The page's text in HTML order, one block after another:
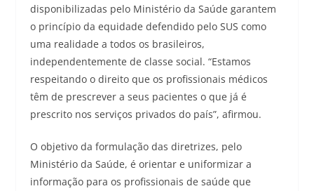
disponibilizadas pelo Ministério da Saúde garantem
o princípio da equidade defendido pelo SUS como
uma realidade a todos os brasileiros,
independentemente de classe social. “Estamos
respeitando o direito que os profissionais médicos
têm de prescrever a seus pacientes o que já é
prescrito nos serviços privados do país”, afirmou.
O objetivo da formulação das diretrizes, pelo
Ministério da Saúde, é orientar e uniformizar a
informação para os profissionais de saúde que